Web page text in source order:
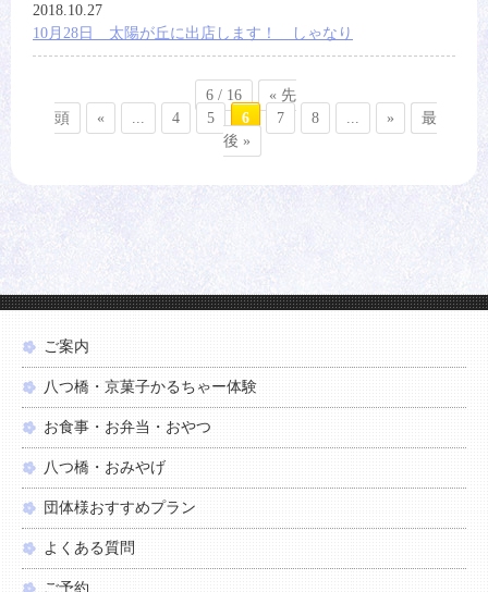
2018.10.27
10月28日 太陽が丘に出店します！ しゃなり
6 / 16
« 先
頭
« 4 5 6 7 8 »
最
後 »
ご案内
八つ橋・京菓子かるちゃー体験
お食事・お弁当・おやつ
八つ橋・おみやげ
団体様おすすめプラン
よくある質問
ご予約